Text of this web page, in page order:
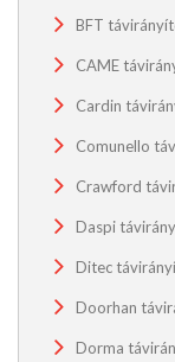
BFT
CAME
Cardin
Comunello
Crawford
Daspi
Ditec
Doorhan
Dorma